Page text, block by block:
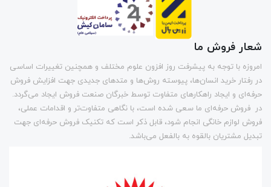
شعار فروش ما
امروزه با توجه به پیشرفت روز افزون علوم مختلف و همچنین تغییرات اساسی
در رفتار خرید انسان‌ها، پیوسته روش‌ها و متد‌های جدیدی جهت افزایش فروش
حرفه‌ای و ایجاد راهکارهای متفاوت توسط خبرگان صنعت فروش ایجاد می‌گردد.
در فروش حرفه‌ای ما سعی شده است، با نگاهی متفاوت‌تر و اقدامات عملی،
فروش لوازم خانگی انجام شود، قابل ذکر است که تکنیک فروش حرفه‌ای جهت
تبدیل مشتریان بالقوه به بالفعل می‌باشد.